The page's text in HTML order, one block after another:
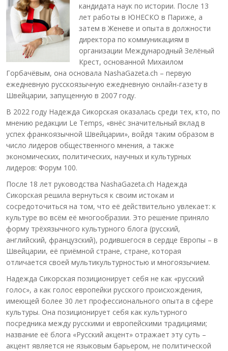
кандидата наук по истории. После 13
лет работы в ЮНЕСКО в Париже, а
затем в Женеве и опыта в должности
директора по коммуникациям в
организации Международный Зелёный
Крест, основанной Михаилом
Горбачёвым, она основала NashaGazeta.ch – первую
ежедневную русскоязычную ежедневную онлайн-газету в
Швейцарии, запущенную в 2007 году.
В 2022 году Надежда Сикорская оказалась среди тех, кто, по
мнению редакции Le Temps, «внёс значительный вклад в
успех франкоязычной Швейцарии», войдя таким образом в
число лидеров общественного мнения, а также
экономических, политических, научных и культурных
лидеров: Форум 100.
После 18 лет руководства NashaGazeta.ch Надежда
Сикорская решила вернуться к своим истокам и
сосредоточиться на том, что её действительно увлекает: к
культуре во всём её многообразии. Это решение приняло
форму трёхязычного культурного блога (русский,
английский, французский), родившегося в сердце Европы – в
Швейцарии, её приёмной стране, стране, которая
отличается своей мультикультурностью и многоязычием.
Надежда Сикорская позиционирует себя не как «русский
голос», а как голос европейки русского происхождения,
имеющей более 30 лет профессионального опыта в сфере
культуры. Она позиционирует себя как культурного
посредника между русскими и европейскими традициями;
название её блога «Русский акцент» отражает эту суть –
акцент является не языковым барьером, не политической